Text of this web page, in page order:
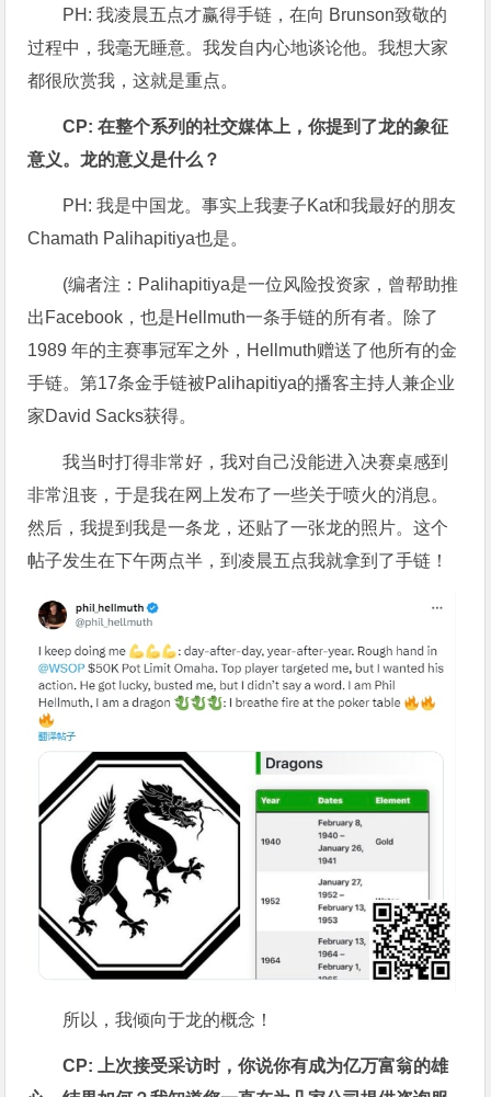
PH: 我凌晨五点才赢得手链，在向 Brunson致敬的
过程中，我毫无睡意。我发自内心地谈论他。我想大家
都很欣赏我，这就是重点。
CP: 在整个系列的社交媒体上，你提到了龙的象征
意义。龙的意义是什么？
PH: 我是中国龙。事实上我妻子Kat和我最好的朋友
Chamath Palihapitiya也是。
(编者注：Palihapitiya是一位风险投资家，曾帮助推
出Facebook，也是Hellmuth一条手链的所有者。除了
1989 年的主赛事冠军之外，Hellmuth赠送了他所有的金
手链。第17条金手链被Palihapitiya的播客主持人兼企业
家David Sacks获得。
我当时打得非常好，我对自己没能进入决赛桌感到
非常沮丧，于是我在网上发布了一些关于喷火的消息。
然后，我提到我是一条龙，还贴了一张龙的照片。这个
帖子发生在下午两点半，到凌晨五点我就拿到了手链！
所以，我倾向于龙的概念！
CP: 上次接受采访时，你说你有成为亿万富翁的雄